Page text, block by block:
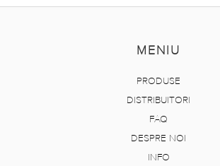
MENIU
PRODUSE
DISTRIBUITORI
FAQ
DESPRE NOI
INFO